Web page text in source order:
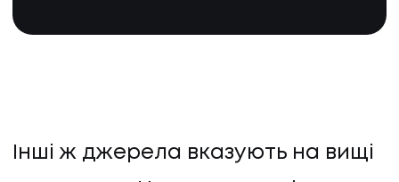
Інші ж джерела вказують на вищі